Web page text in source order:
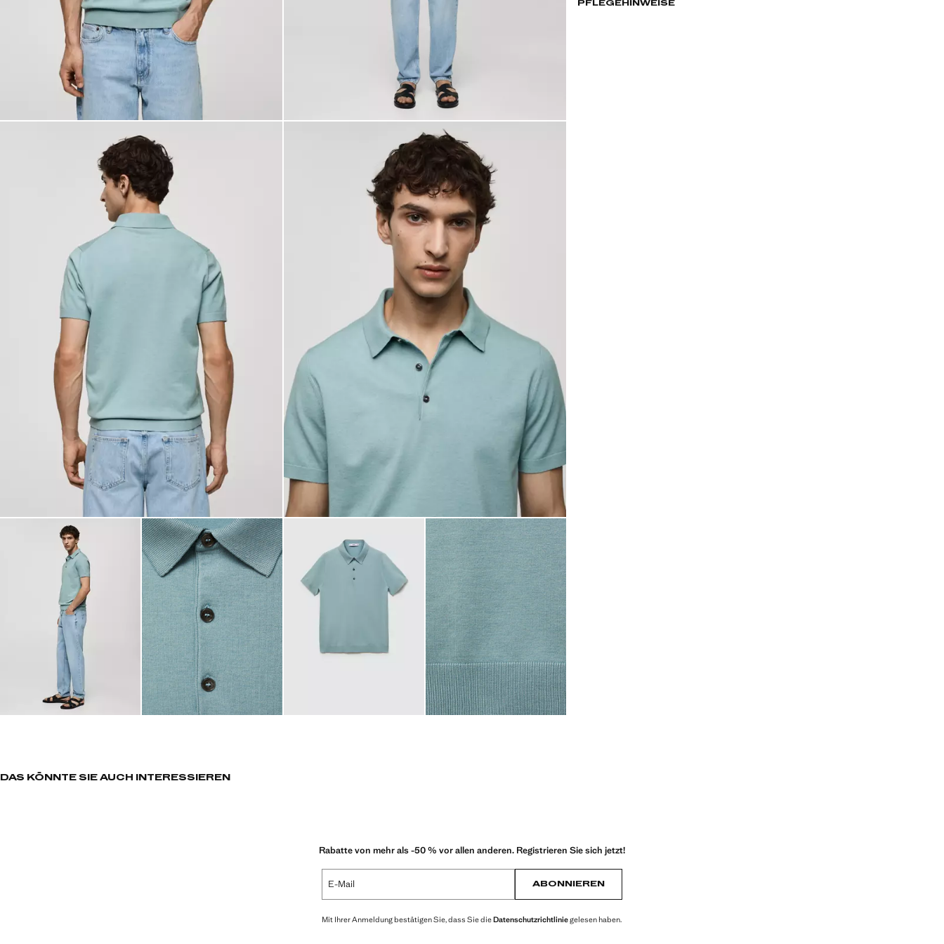
PFLEGEHINWEISE
DAS KÖNNTE SIE AUCH INTERESSIEREN
Rabatte von mehr als -50 % vor allen anderen. Registrieren Sie sich jetzt!
E-Mail ABONNIEREN
Mit Ihrer Anmeldung bestätigen Sie, dass Sie dieDatenschutzrichtliniegelesen haben.